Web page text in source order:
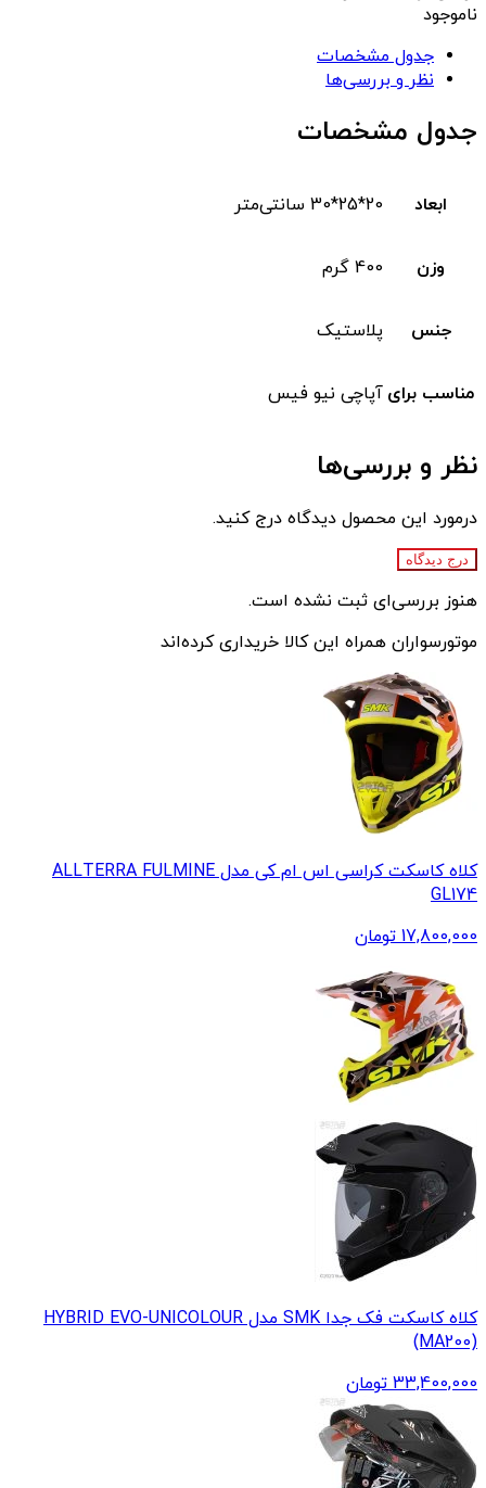
ناموجود
جدول مشخصات
نظر و بررسی‌ها
جدول مشخصات
ابعاد 20*25*30 سانتی‌متر
وزن 400 گرم
جنس پلاستیک
مناسب برای آپاچی نیو فیس
نظر و بررسی‌ها
درمورد این محصول دیدگاه درج کنید.
درج دیدگاه
هنوز بررسی‌ای ثبت نشده است.
موتورسواران همراه این کالا خریداری کرده‌اند
کلاه کاسکت کراسی اس ام کی مدل ALLTERRA FULMINE
GL174
17,800,000 تومان
کلاه کاسکت فک جدا SMK مدل HYBRID EVO-UNICOLOUR
(MA200)
33,400,000 تومان